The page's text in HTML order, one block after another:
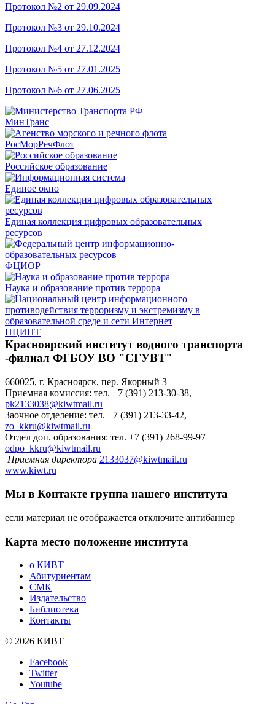
Протокол №2 от 29.09.2024
Протокол №3 от 29.10.2024
Протокол №4 от 27.12.2024
Протокол №5 от 27.01.2025
Протокол №6 от 27.06.2025
МинТранс
РосМорРечФлот
Российское образование
Единое окно
Единая коллекция цифровых образовательных
ресурсов
ФЦИОР
Наука и образование против террора
НЦИПТ
Красноярский институт водного транспорта
-филиал ФГБОУ ВО "СГУВТ"
660025, г. Красноярск, пер. Якорный 3
Приемная комиссия: тел. +7 (391) 213-30-38,
pk2133038@kiwtmail.ru
Заочное отделение: тел. +7 (391) 213-33-42,
zo_kkru@kiwtmail.ru
Отдел доп. образования: тел. +7 (391) 268-99-97
odpo_kkru@kiwtmail.ru
Приемная директора 2133037@kiwtmail.ru
www.kiwt.ru
Мы в Контакте группа нашего института
если материал не отображается отключите антибаннер
Карта место положение института
о КИВТ
Абитуриентам
СМК
Издательство
Библиотека
Контакты
© 2026 КИВТ
Facebook
Twitter
Youtube